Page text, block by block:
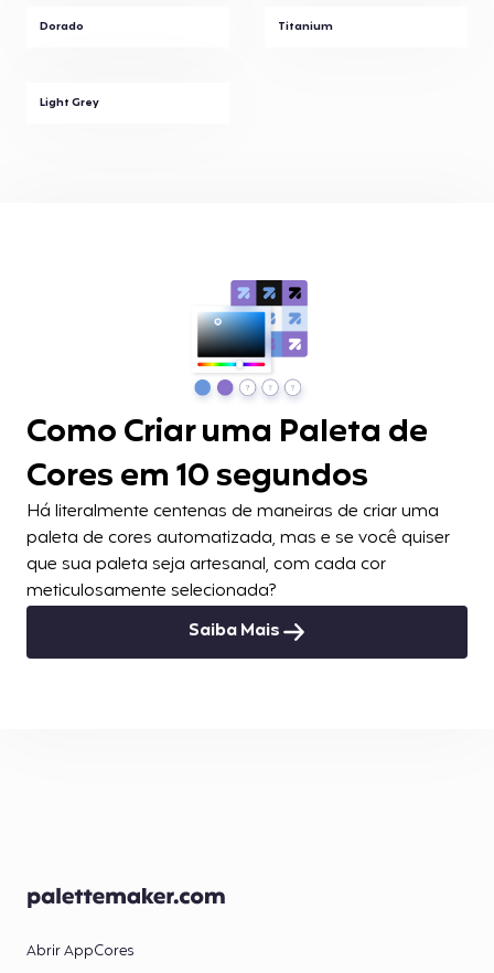
Dorado Titanium
Light Grey
Como Criar uma Paleta de
Cores em 10 segundos
Há literalmente centenas de maneiras de criar uma
paleta de cores automatizada, mas e se você quiser
que sua paleta seja artesanal, com cada cor
meticulosamente selecionada?
Saiba Mais
Abrir AppCores